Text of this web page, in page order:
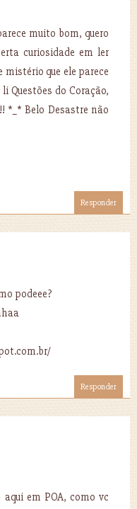
muito bom, quero
curiosidade em ler
mistério que ele parece
Questões do Coração,
*_* Belo Desastre não
Responder
podeee?
Responder
em POA, como vc